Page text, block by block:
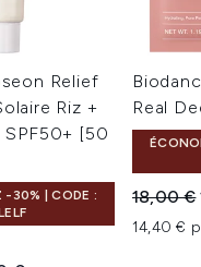
Relief
Riz +
[50
-30% | CODE :
maximum de 5
Real
Prix de
18,00 €
14,40 €